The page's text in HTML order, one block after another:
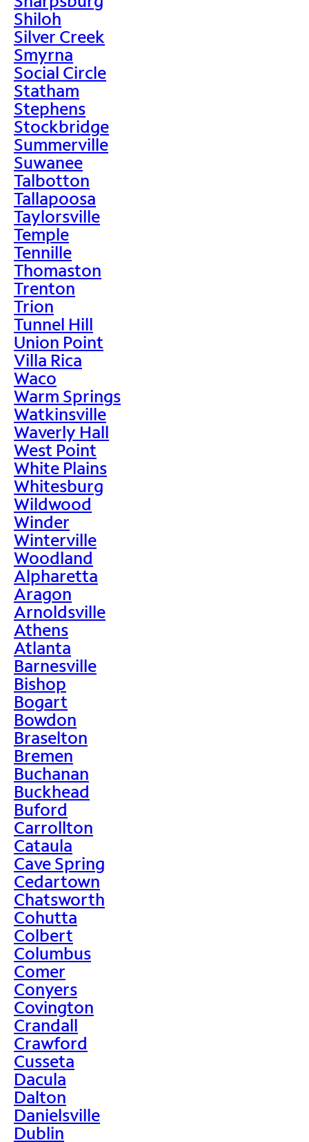
Shiloh
Silver Creek
Smyrna
Social Circle
Statham
Stephens
Stockbridge
Summerville
Suwanee
Talbotton
Tallapoosa
Taylorsville
Temple
Tennille
Thomaston
Trenton
Trion
Tunnel Hill
Union Point
Villa Rica
Waco
Warm Springs
Watkinsville
Waverly Hall
West Point
White Plains
Whitesburg
Wildwood
Winder
Winterville
Woodland
Alpharetta
Aragon
Arnoldsville
Athens
Atlanta
Barnesville
Bishop
Bogart
Bowdon
Braselton
Bremen
Buchanan
Buckhead
Buford
Carrollton
Cataula
Cave Spring
Cedartown
Chatsworth
Cohutta
Colbert
Columbus
Comer
Conyers
Covington
Crandall
Crawford
Cusseta
Dacula
Dalton
Danielsville
Dublin